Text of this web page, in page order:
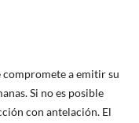
a emitir su
Si no es posible
con antelación. El